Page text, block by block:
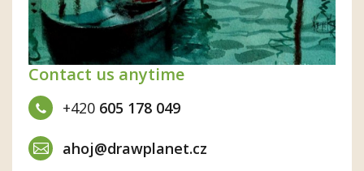
Contact us anytime
+420 605 178 049
ahoj@drawplanet.cz